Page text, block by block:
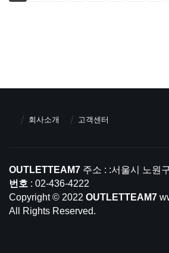
회사소개 고객센터
OUTLETTEAM7 주소 : :서울시 노원
번호 : 02-436-4222
Copyright © 2022 OUTLETTEAM7
All Rights Reserved.